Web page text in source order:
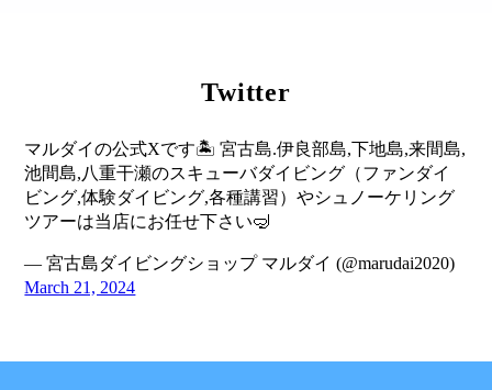
Twitter
マルダイの公式Xです🏝️ 宮古島.伊良部島,下地島,来間島,
池間島,八重干瀬のスキューバダイビング（ファンダイ
ビング,体験ダイビング,各種講習）やシュノーケリング
ツアーは当店にお任せ下さい🤿
— 宮古島ダイビングショップ マルダイ (@marudai2020)
March 21, 2024